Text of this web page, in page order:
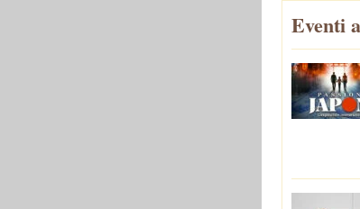
Eventi